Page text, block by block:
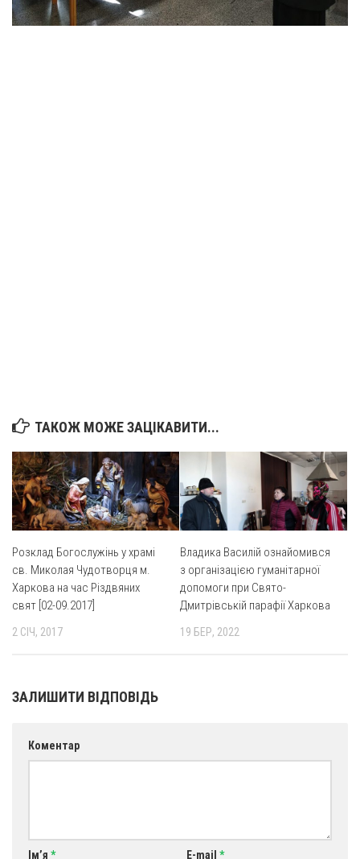
ТАКОЖ МОЖЕ ЗАЦІКАВИТИ...
Розклад Богослужінь у храмі
св. Миколая Чудотворця м.
Харкова на час Різдвяних
свят [02-09.2017]
2 СІЧ, 2017
Владика Василій ознайомився
з організацією гуманітарної
допомоги при Свято-
Дмитрівській парафії Харкова
19 БЕР, 2022
ЗАЛИШИТИ ВІДПОВІДЬ
Коментар
Ім’я * E-mail *